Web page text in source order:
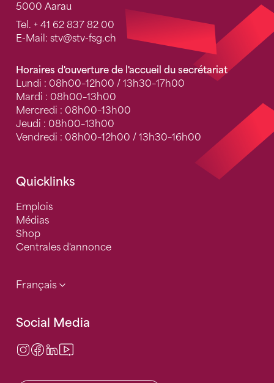
5000 Aarau
Tel. + 41 62 837 82 00
E-Mail: stv@stv-fsg.ch
Horaires d'ouverture de l'accueil du secrétariat
Lundi : 08h00–12h00 / 13h30–17h00
Mardi : 08h00–13h00
Mercredi : 08h00–13h00
Jeudi : 08h00–13h00
Vendredi : 08h00–12h00 / 13h30–16h00
Quicklinks
Emplois
Médias
Shop
Centrales d'annonce
Français
Social Media
Instagram
Facebook
LinkedIn